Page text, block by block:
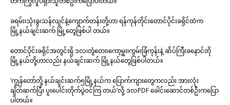
ခရမ်း၊သုံးခွ၊သန်လျင်နဲ့ကျောက်တန်းတို့ဟာ ရန်ကုန်တိုင်းတောင်ပိုင်းခရိုင်ထဲက
မြို့နယ်ချင်းဆက် မြို့တွေဖြစ်ပါ တယ်။
တောင်ပိုင်းခရိုင်အတွင်းရှိ ဒလ၊တွံတေး၊ကော့မှူး၊ကွမ်းခြံကုန်းနဲ့ ဆိပ်ကြီးခနောင်တို
မြို့နယ်တို့ဟာလည်း နယ်ချင်းဆက် မြို့နယ်တွေဖြစ်ပါတယ်။
‘ကျွန်တော်တို့ နယ်ချင်းဆက်၅မြို့နယ်က ပြောက်ကျားတွေကလည်း အားလုံး
ချိတ်ဆက်ပြီး ပူးပေါင်းတိုက်ပွဲဝင်ကြ တယ်’လို့ ဒလPDF ခေါင်းဆောင်တစ်ဦးကပြော
ပါတယ်။